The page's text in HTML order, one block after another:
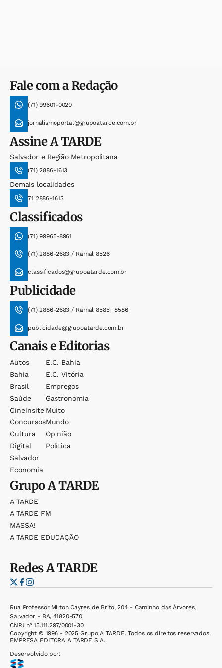
Fale com a Redação
(71) 99601-0020
jornalismoportal@grupoatarde.com.br
AssineA TARDE
Salvador e Região Metropolitana
(71) 2886-1613
Demais localidades
71 2886-1613
Classificados
(71) 99965-8961
(71) 2886-2683 / Ramal 8526
classificados@grupoatarde.com.br
Publicidade
(71) 2886-2683 / Ramal 8585 | 8586
publicidade@grupoatarde.com.br
Canais e Editorias
Autos
Bahia
Brasil
Saúde
Cineinsite
Concursos
Cultura
Digital
Salvador
Economia
E.c. Bahia
E.c. Vitória
Empregos
Gastronomia
Muito
Mundo
Opinião
Política
GrupoA TARDE
A TARDE
A TARDE FM
MASSA!
A TARDE EDUCAÇÃO
RedesA TARDE
Rua Professor Milton Cayres de Brito, 204 - Caminho das Árvores,
Salvador - BA, 41820-570
CNPJ nº 15.111.297/0001-30
Copyright © 1996 - 2025 Grupo A TARDE. Todos os direitos reservados.
EMPRESA EDITORA A TARDE S.A.
Desenvolvido por: